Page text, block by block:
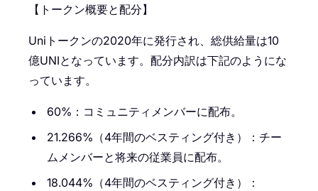
【トークン概要と配分】
Uniトークンの2020年に発行され、総供給量は10
億UNIとなっています。配分内訳は下記のようにな
っています。
60%：コミュニティメンバーに配布。
21.266%（4年間のベスティング付き）：チー
ムメンバーと将来の従業員に配布。
18.044%（4年間のベスティング付き）：